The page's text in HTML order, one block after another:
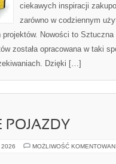
ciekawych inspiracji
zarówno w codziennym
Nowości to
została opracowana w taki
Dzięki […]
POJAZDY
2026 MOŻLIWOŚĆ